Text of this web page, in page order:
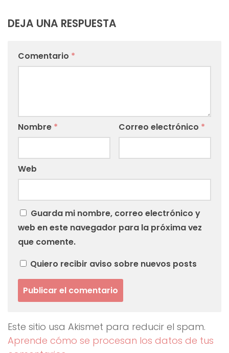
DEJA UNA RESPUESTA
Comentario *
Nombre * Correo electrónico *
Web
Guarda mi nombre, correo electrónico y
web en este navegador para la próxima vez
que comente.
Quiero recibir aviso sobre nuevos posts
Este sitio usa Akismet para reducir el spam.
Aprende cómo se procesan los datos de tus